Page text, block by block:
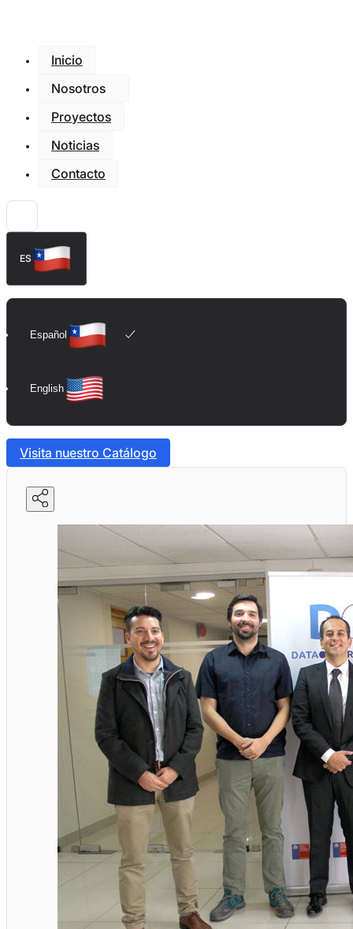
Inicio
Nosotros
Proyectos
Noticias
Contacto
ES
Español
English
Visita nuestro Catálogo